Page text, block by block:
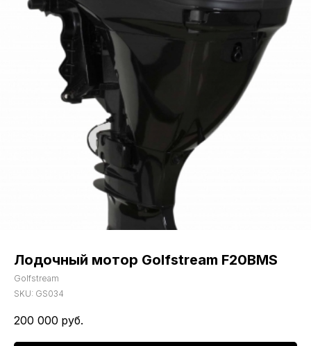
Лодочный мотор Golfstream F20BMS
Golfstream
SKU: GS034
200 000 руб.